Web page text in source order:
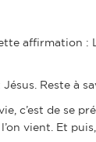
affirmation :
Reste à
c’est de se
vient. Et